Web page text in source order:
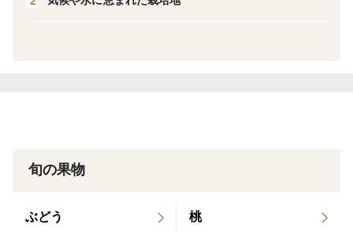
リーも『品種別』にパックしています。
てください。
旬の果物
ぶどう 桃